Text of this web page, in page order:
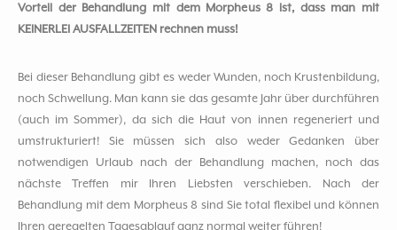
Vorteil der Behandlung mit dem Morpheus 8 ist, dass man mit
KEINERLEI AUSFALLZEITEN rechnen muss!
Bei dieser Behandlung gibt es weder Wunden, noch Krustenbildung,
noch Schwellung. Man kann sie das gesamte Jahr über durchführen
(auch im Sommer), da sich die Haut von innen regeneriert und
umstrukturiert! Sie müssen sich also weder Gedanken über
notwendigen Urlaub nach der Behandlung machen, noch das
nächste Treffen mir Ihren Liebsten verschieben. Nach der
Behandlung mit dem Morpheus 8 sind Sie total flexibel und können
Ihren geregelten Tagesablauf ganz normal weiter führen!